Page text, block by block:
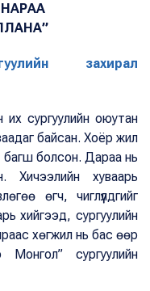
захирал
их сургуулийн оюутан
байсан. Хоёр жил
багш болсон. Дараа нь
Хичээлийн хуваарь
өгч, чиглүүлдгийг
хийгээд, сургуулийн
хөгжил нь бас өөр
сургуулийн